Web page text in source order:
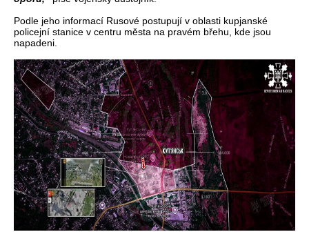
Podle jeho informací Rusové postupují v oblasti kupjanské
policejní stanice v centru města na pravém břehu, kde jsou
napadeni.